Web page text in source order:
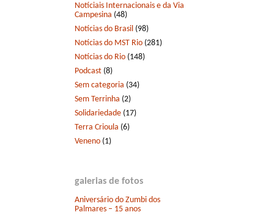
Notíciais Internacionais e da Via
Campesina (48)
Notícias do Brasil (98)
Notícias do MST Rio (281)
Notícias do Rio (148)
Podcast (8)
Sem categoria (34)
Sem Terrinha (2)
Solidariedade (17)
Terra Crioula (6)
Veneno (1)
galerias de fotos
Aniversário do Zumbi dos
Palmares – 15 anos